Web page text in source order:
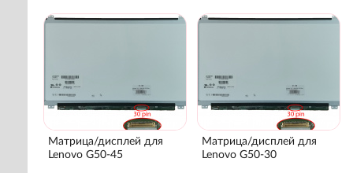
Матрица/дисплей для
Lenovo G50-45
Матрица/дисплей для
Lenovo G50-30